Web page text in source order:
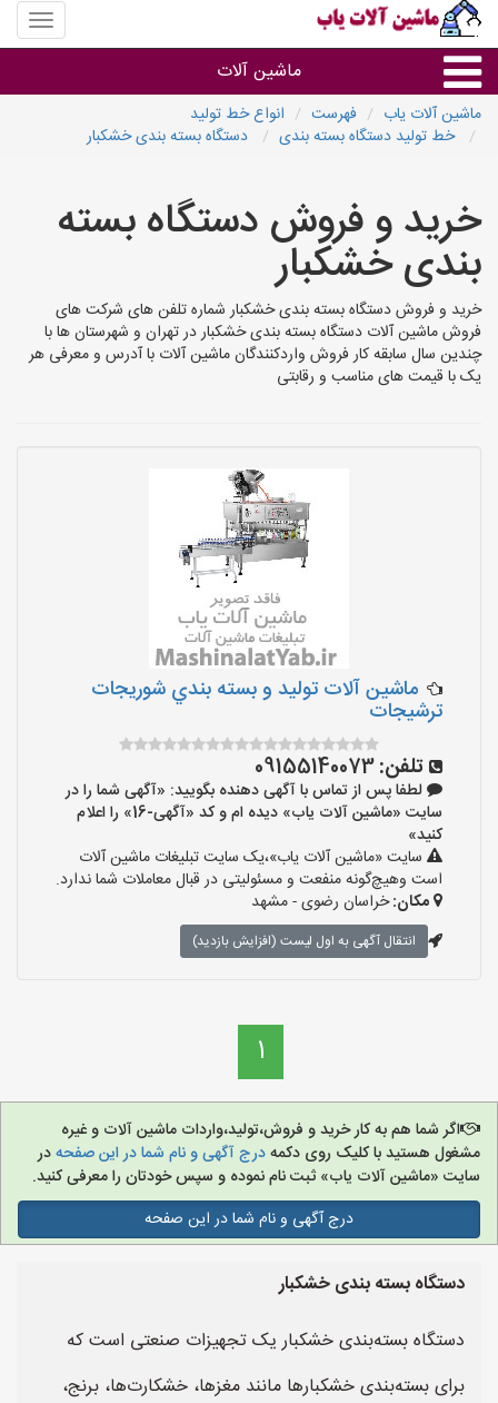
منوی
سایت
آلات
ماشین آلات
ماشین آلات
سایر گروه ها
ماشین آلات
ماشین آلات یاب فهرست
انواع خط تولید
خط تولید دستگاه بسته بندی
دستگاه بسته بندی خشکبار
خرید و فروش دستگاه بسته
بندی خشکبار
خرید و فروش دستگاه بسته بندی خشکبار شماره تلفن های شرکت های
فروش ماشین آلات دستگاه بسته بندی خشکبار در تهران و شهرستان ها با
چندین سال سابقه کار فروش واردکنندگان ماشین آلات با آدرس و معرفی هر
یک با قیمت های مناسب و رقابتی
ماشین آلات توليد و بسته بندي شوريجات
ترشيجات
تلفن:09155140073
لطفا پس از تماس با آگهی دهنده بگویید: «آگهی شما را در
سایت «ماشین آلات یاب» دیده ام و کد «آگهی-16» را اعلام
کنید»
سایت «ماشین آلات یاب»،یک سایت تبلیغات ماشین آلات
است وهیچ‌گونه منفعت و مسئولیتی در قبال معاملات شما ندارد.
مکان:خراسان رضوی - مشهد
انتقال آگهی به اول لیست (افزایش بازدید)
1
اگر شما هم به کار خرید و فروش،تولید،واردات ماشین آلات و غیره
مشغول هستید با کلیک روی دکمهدرج آگهی و نام شما در این صفحهدر
سایت «ماشین آلات یاب» ثبت نام نموده و سپس خودتان را معرفی کنید.
درج آگهی و نام شما در این صفحه
دستگاه بسته بندی خشکبار
دستگاه بسته‌بندی خشکبار یک تجهیزات صنعتی است که
برای بسته‌بندی خشکبارها مانند مغزها، خشکارت‌ها، برنج،